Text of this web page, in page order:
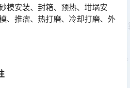
模安装、封箱、预热、坩埚安
、推瘤、热打磨、冷却打磨、外